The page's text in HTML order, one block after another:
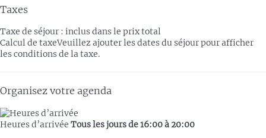
Taxes
Taxe de séjour : inclus dans le prix total
Calcul de taxeVeuillez ajouter les dates du séjour pour afficher
les conditions de la taxe.
Organisez votre agenda
Heures d’arrivée Tous les jours de 16:00 à 20:00